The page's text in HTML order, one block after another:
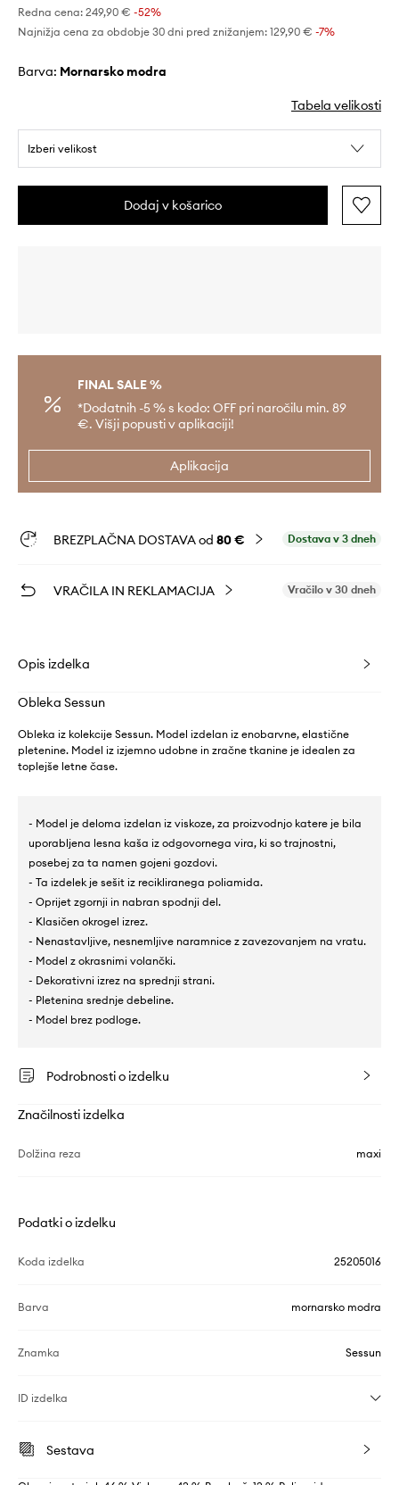
Redna cena: 249,90 € -52%
Najnižja cena za obdobje 30 dni pred znižanjem: 129,90 € -7%
Barva: mornarsko modra
Tabela velikosti
Izberi velikost
Dodaj v košarico
FINAL SALE %
*Dodatnih -5 % s kodo: OFF pri naročilu min. 89
€. Višji popusti v aplikaciji!
Aplikacija
BREZPLAČNA DOSTAVA od 80 € Dostava v 3 dneh
VRAČILA IN REKLAMACIJA Vračilo v 30 dneh
Opis izdelka
Obleka Sessun
Obleka iz kolekcije Sessun. Model izdelan iz enobarvne, elastične
pletenine. Model iz izjemno udobne in zračne tkanine je idealen za
toplejše letne čase.
- Model je deloma izdelan iz viskoze, za proizvodnjo katere je bila
uporabljena lesna kaša iz odgovornega vira, ki so trajnostni,
posebej za ta namen gojeni gozdovi.
- Ta izdelek je sešit iz recikliranega poliamida.
- Oprijet zgornji in nabran spodnji del.
- Klasičen okrogel izrez.
- Nenastavljive, nesnemljive naramnice z zavezovanjem na vratu.
- Model z okrasnimi volančki.
- Dekorativni izrez na sprednji strani.
- Pletenina srednje debeline.
- Model brez podloge.
Podrobnosti o izdelku
Značilnosti izdelka
Dolžina reza maxi
Podatki o izdelku
Koda izdelka 25205016
Barva mornarsko modra
Znamka Sessun
ID izdelka
Sestava